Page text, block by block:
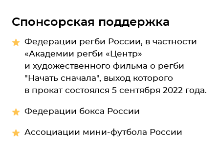
Спонсорская поддержка
Федерации регби России, в частности
«Академии регби «Центр»
и художественного фильма о регби
"Начать сначала", выход которого
в прокат состоялся 5 сентября 2022 года.
Федерации бокса России
Ассоциации мини-футбола России